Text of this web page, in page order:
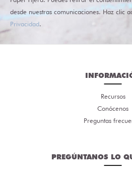
desde nuestras comunicaciones. Haz clic
Privacidad.
Recursos
Conócenos
Preguntas
PREGÚNTANOS LO